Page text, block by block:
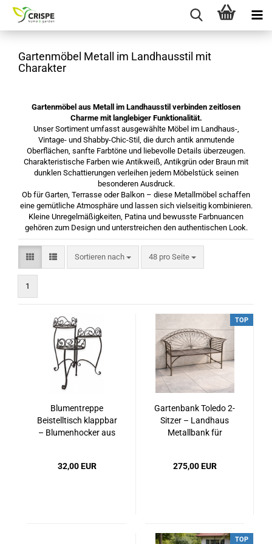
Gartenmöbel Metall im Landhausstil mit
Charakter
Gartenmöbel aus Metall im Landhausstil verbinden zeitlosen
Charme mit langlebiger Funktionalität.
Unser Sortiment umfasst ausgewählte Möbel im Landhaus-,
Vintage- und Shabby-Chic-Stil, die durch antik anmutende
Oberflächen, sanfte Farbtöne und liebevolle Details überzeugen.
Charakteristische Farben wie Antikweiß, Antikgrün oder Braun mit
dunklen Schattierungen verleihen jedem Möbelstück seinen
besonderen Ausdruck.
Ob für Garten, Terrasse oder Balkon – diese Metallmöbel schaffen
eine gemütliche Atmosphäre und lassen sich vielseitig kombinieren.
Kleine Unregelmäßigkeiten, Patina und bewusste Farbnuancen
gehören zum Design und unterstreichen den authentischen Look.
Sortieren nach
Sortieren nach 48 pro Seite
pro Seite
1
Blumentreppe
Beistelltisch klappbar
– Blumenhocker aus
32,00 EUR
TOP
Gartenbank Toledo 2-
Sitzer – Landhaus
Metallbank für
275,00 EUR
TOP